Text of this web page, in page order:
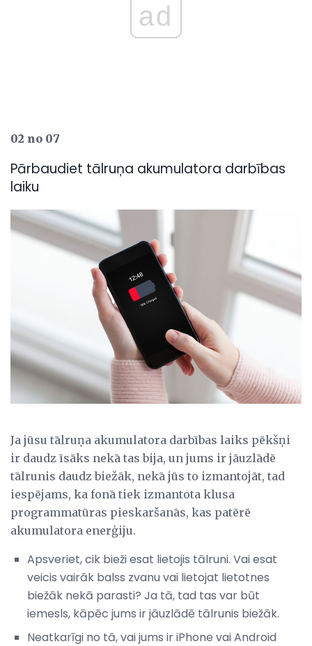
ad
02 no 07
Pārbaudiet tālruņa akumulatora darbības
laiku
Ja jūsu tālruņa akumulatora darbības laiks pēkšņi
ir daudz īsāks nekā tas bija, un jums ir jāuzlādē
tālrunis daudz biežāk, nekā jūs to izmantojāt, tad
iespējams, ka fonā tiek izmantota klusa
programmatūras pieskaršanās, kas patērē
akumulatora enerģiju.
Apsveriet, cik bieži esat lietojis tālruni. Vai esat
veicis vairāk balss zvanu vai lietojat lietotnes
biežāk nekā parasti? Ja tā, tad tas var būt
iemesls, kāpēc jums ir jāuzlādē tālrunis biežāk.
Neatkarīgi no tā, vai jums ir iPhone vai Android